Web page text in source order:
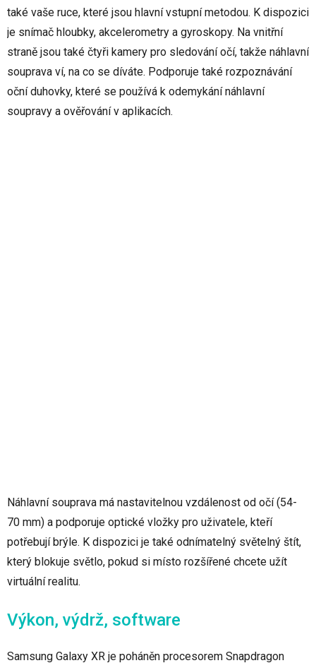
také vaše ruce, které jsou hlavní vstupní metodou. K dispozici
je snímač hloubky, akcelerometry a gyroskopy. Na vnitřní
straně jsou také čtyři kamery pro sledování očí, takže náhlavní
souprava ví, na co se díváte. Podporuje také rozpoznávání
oční duhovky, které se používá k odemykání náhlavní
soupravy a ověřování v aplikacích.
Náhlavní souprava má nastavitelnou vzdálenost od očí (54-
70 mm) a podporuje optické vložky pro uživatele, kteří
potřebují brýle. K dispozici je také odnímatelný světelný štít,
který blokuje světlo, pokud si místo rozšířené chcete užít
virtuální realitu.
Výkon, výdrž, software
Samsung Galaxy XR je poháněn procesorem Snapdragon